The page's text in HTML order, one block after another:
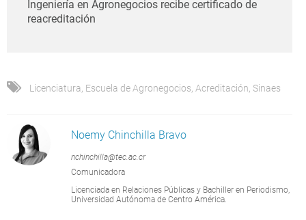
Ingeniería en Agronegocios recibe certificado de
reacreditación
Licenciatura, Escuela de Agronegocios, Acreditación, Sinaes
Noemy Chinchilla Bravo
nchinchilla@tec.ac.cr
Comunicadora
Licenciada en Relaciones Públicas y Bachiller en Periodismo,
Universidad Autónoma de Centro América.